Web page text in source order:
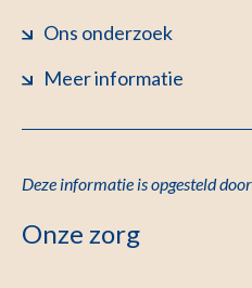
Ons onderzoek
Meer informatie
Deze informatie is opgesteld
Onze zorg